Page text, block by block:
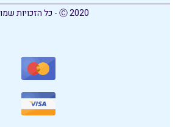
Ⓒ 2020 - כל הזכויות שמורות